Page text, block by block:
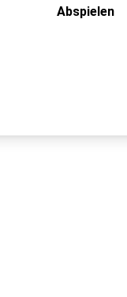
Abspielen